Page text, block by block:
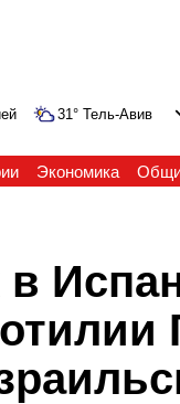
31° Тель-Авив
Экономика
в